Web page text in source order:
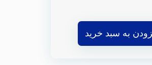
به سبد خرید